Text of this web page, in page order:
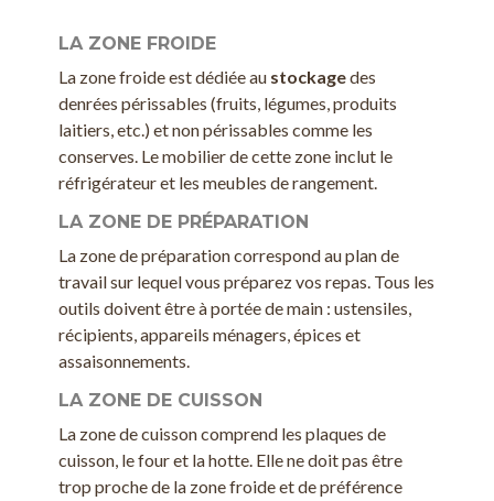
LA ZONE FROIDE
La zone froide est dédiée au stockagedes
denrées périssables (fruits, légumes, produits
laitiers, etc.) et non périssables comme les
conserves. Le mobilier de cette zone inclut le
réfrigérateur et les meubles de rangement.
LA ZONE DE PRÉPARATION
La zone de préparation correspond au plan de
travail sur lequel vous préparez vos repas. Tous les
outils doivent être à portée de main : ustensiles,
récipients, appareils ménagers, épices et
assaisonnements.
LA ZONE DE CUISSON
La zone de cuisson comprend les plaques de
cuisson, le four et la hotte. Elle ne doit pas être
trop proche de la zone froide et de préférence